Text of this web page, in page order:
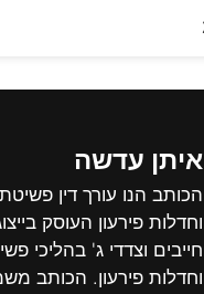
איתן עדשה
הכותב הנו עורך דין
וחדלות פירעון העוסק
חייבים וצדדי ג' בהליכי
וחדלות פירעון. הכותב